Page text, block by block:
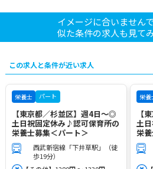
イメージに合いません
似た条件の求人も見て
この求人と条件が近い求人
栄養士 パート
【東京都／杉並区】週4日～◎
土日祝固定休み♪認可保育所の
栄養士募集＜パート＞
西武新宿線「下井草駅」（徒
歩19分）
栄養
【
土
栄